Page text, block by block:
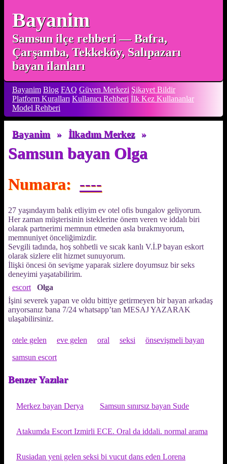
Bayanim
Samsun ilçe rehberi — Bafra,
Çarşamba, Tekkeköy, Salıpazarı
bayan ilanları
Bayanim Blog FAQ Güven Merkezi Şikayet Bildir
Platform Kuralları Kullanıcı Rehberi İlk Kez Kullananlar
Model Rehberi
Bayanim » İlkadım Merkez »
Samsun bayan Olga
Numara: ----
27 yaşındayım balık etliyim ev otel ofis bungalov geliyorum.
Her zaman müşterisinin isteklerine önem veren ve iddalı biri
olarak partnerimi memnun etmeden asla bırakmıyorum,
memnuniyet önceliğimizdir.
Sevgili tadında, hoş sohbetli ve sıcak kanlı V.İ.P bayan eskort
olarak sizlere elit hizmet sunuyorum.
İlişki öncesi ön sevişme yaparak sizlere doyumsuz bir seks
deneyimi yaşatabilirim.
escort
Olga
İşini severek yapan ve oldu bittiye getirmeyen bir bayan arkadaş
arıyorsanız bana 7/24 whatsapp’tan MESAJ YAZARAK
ulaşabilirsiniz.
otele gelen eve gelen oral seksi
önsevişmeli bayan
samsun escort
Benzer Yazılar
Merkez bayan Derya Samsun sınırsız bayan Sude
Atakumda Escort Izmirli ECE. Oral da iddali. normal arama
Rusiadan yeni gelen seksi bi vucut dans eden Lorena